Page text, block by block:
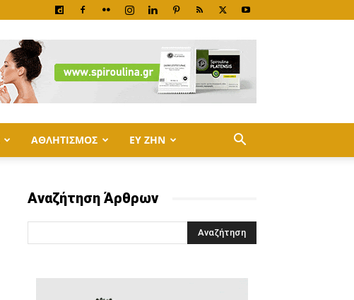
ΑΘΛΗΤΙΣΜΟΣ ΕΥ ΖΗΝ
Αναζήτηση Άρθρων